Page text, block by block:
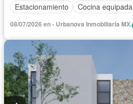
Estacionamiento
Cocina equipada
08/07/2026 en - Urbanova Inmobiliaria MX.